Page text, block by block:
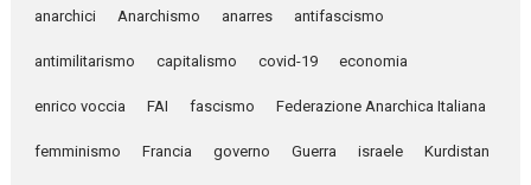
anarchici Anarchismo anarres antifascismo
antimilitarismo capitalismo covid-19 economia
enrico voccia FAI fascismo Federazione Anarchica Italiana
femminismo Francia governo Guerra israele Kurdistan